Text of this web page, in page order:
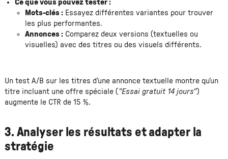
Ce que vous pouvez tester :
Mots-clés :Essayez différentes variantes pour trouver
les plus performantes.
Annonces :Comparez deux versions (textuelles ou
visuelles) avec des titres ou des visuels différents.
Un test A/B sur les titres d’une annonce textuelle montre qu’un
titre incluant une offre spéciale ( "Essai gratuit 14 jours")
augmente le CTR de 15 %.
3. Analyser les résultats et adapter la
stratégie